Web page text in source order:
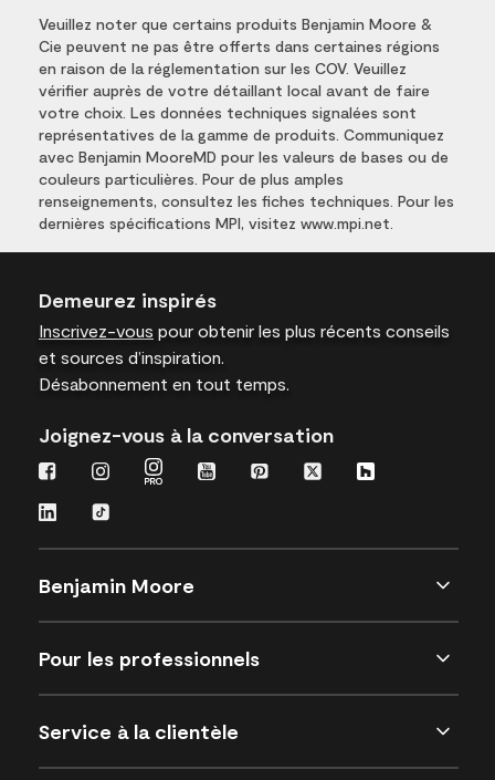
Veuillez noter que certains produits Benjamin Moore &
Cie peuvent ne pas être offerts dans certaines régions
en raison de la réglementation sur les COV. Veuillez
vérifier auprès de votre détaillant local avant de faire
votre choix. Les données techniques signalées sont
représentatives de la gamme de produits. Communiquez
avec Benjamin MooreMD pour les valeurs de bases ou de
couleurs particulières. Pour de plus amples
renseignements, consultez les fiches techniques. Pour les
dernières spécifications MPI, visitez www.mpi.net.
Demeurez inspirés
Inscrivez-vous pour obtenir les plus récents conseils
et sources d’inspiration.
Désabonnement en tout temps.
Joignez-vous à la conversation
Benjamin Moore
Pour les professionnels
Service à la clientèle